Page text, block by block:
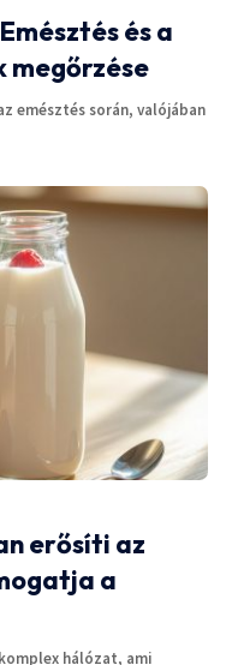
és a
megőrzése
emésztés során, valójában
erősíti az
a
hálózat, ami